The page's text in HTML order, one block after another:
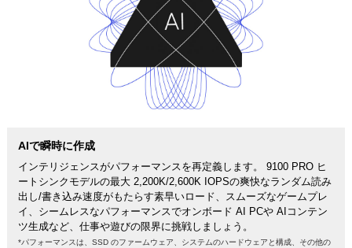
AIで瞬時に作成
インテリジェンスがパフォーマンスを再定義します。 9100 PRO ヒ
ートシンクモデルの最大 2,200K/2,600K IOPSの爽快なランダム読み
出し/書き込み速度がもたらす素早いロード、スムーズなゲームプレ
イ、シームレスなパフォーマンスでオンボード AI PCや AIコンテン
ツ生成など、仕事や遊びの限界に挑戦しましょう。
*パフォーマンスは、SSD のファームウェア、システムのハードウェアと構成、その他の